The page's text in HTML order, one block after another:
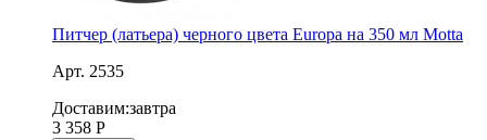
Питчер (латьера) черного цвета Europa на 350 мл Motta
Арт. 2535
Доставим:завтра
3 358 Р